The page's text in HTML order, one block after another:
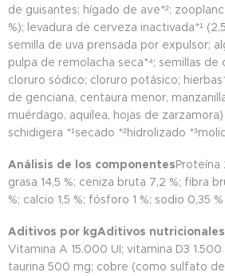
de guisantes; hígado de ave*²;
%); levadura de cerveza inactivada*¹
semilla de uva prensada por expulsor;
pulpa de remolacha seca*⁴; semillas de
cloruro sódico; cloruro potásico;
de genciana, centaura menor,
muérdago, aquilea, hojas de
schidigera *¹secado *²hidrolizado
Análisis de los componentesProteína
grasa 14,5 %; ceniza bruta 7,2 %; fibra
%; calcio 1,5 %; fósforo 1 %; sodio 0,35 %
Aditivos por kgAditivos nutricionales
Vitamina A 15.000 UI; vitamina D3 1.500
taurina 500 mg; cobre (como sulfato